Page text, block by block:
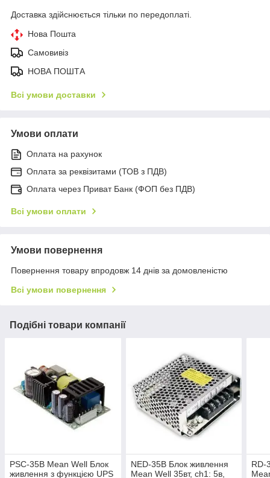
Доставка здійснюється тільки по передоплаті.
Нова Пошта
Самовивіз
НОВА ПОШТА
Всі умови доставки
Умови оплати
Оплата на рахунок
Оплата за реквізитами (ТОВ з ПДВ)
Оплата через Приват Банк (ФОП без ПДВ)
Всі умови оплати
Умови повернення
Повернення товару впродовж 14 днів за домовленістю
Всі умови повернення
Подібні товари компанії
PSC-35B Mean Well Блок
живлення з функцією UPS
NED-35B Блок живлення
Mean Well 35вт, ch1: 5в,
RD-